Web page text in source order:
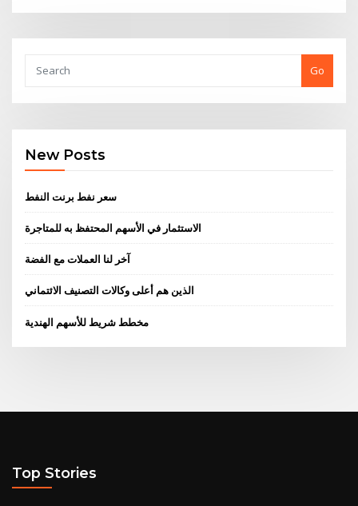
Go
New Posts
سعر نفط برنت النفط
الاستثمار في الأسهم المحتفظ به للمتاجرة
آخر لنا العملات مع الفضة
الذين هم أعلى وكالات التصنيف الائتماني
مخطط شريط للأسهم الهندية
Top Stories